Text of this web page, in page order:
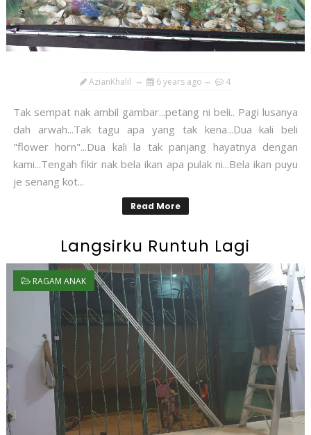
AzianKhalil 6 years ago 4
Tak sempat nak ambil gambar...petang ni beli.. Pagi lusanya
dah arwah...Tak tagu apa yang tak kena...Dua kali beli
"flower horn"...Dua kali la tak panjang hayatnya dengan
kami...Tengah fikir nak bela ikan apa pulak ni...Bela ikan puyu
je senang kot...
Read More
Langsirku Runtuh Lagi
RAGAM ANAK